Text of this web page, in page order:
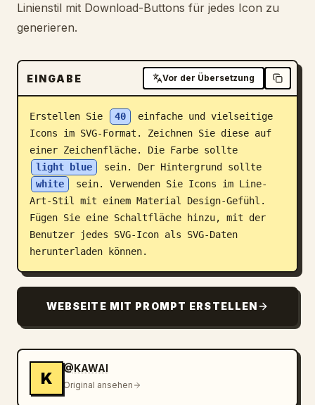
Preise
Blog
Updates
Linienstil mit Download-Buttons für jedes Icon zu
generieren.
EINGABE Vor der Übersetzung
Erstellen Sie 40
einfache und vielseitige
Icons im SVG-Format. Zeichnen Sie diese auf
einer Zeichenfläche. Die Farbe sollte
light blue
sein. Der Hintergrund sollte
white
sein. Verwenden Sie Icons im Line-
Art-Stil mit einem Material Design-Gefühl.
Fügen Sie eine Schaltfläche hinzu, mit der
Benutzer jedes SVG-Icon als SVG-Daten
herunterladen können.
WEBSEITE MIT PROMPT ERSTELLEN
K
@KAWAI
Original ansehen